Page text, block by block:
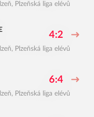
, Plzeňská liga elévů
4:2
, Plzeňská liga elévů
6:4
, Plzeňská liga elévů